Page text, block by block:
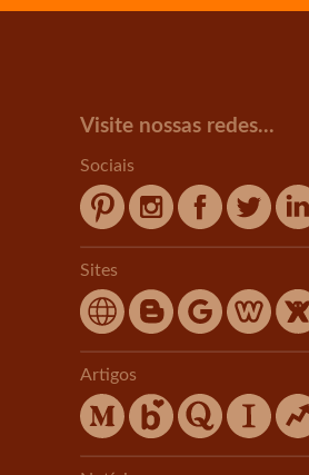
Visite nossas redes...
Sociais
Sites
Artigos